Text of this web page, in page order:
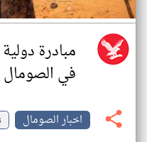
مبادرة
في الصومال
اخبار الصومال